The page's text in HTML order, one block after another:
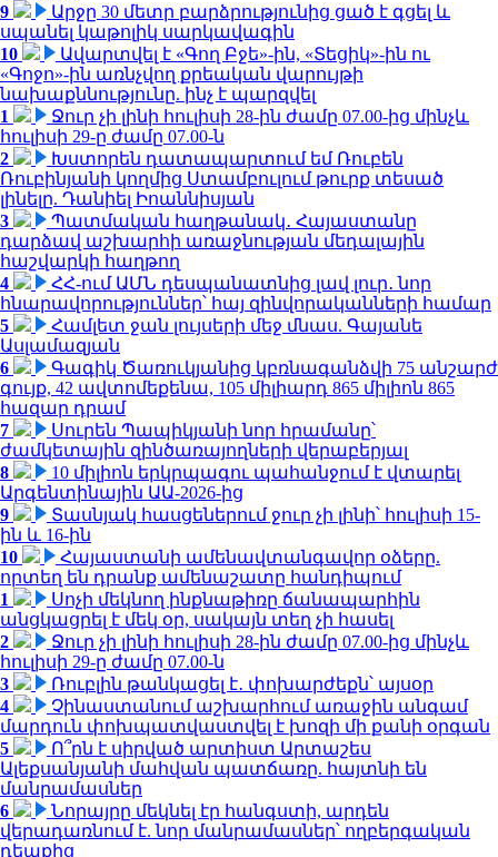
9
Արջը 30 մետր բարձրությունից ցած է գցել և
սպանել կաթոլիկ սարկավագին
10
Ավարտվել է «Գող Բջե»-ին, «Տեցիկ»-ին ու
«Գոջո»-ին առնչվող քրեական վարույթի
նախաքննությունը. ինչ է պարզվել
1
Ջուր չի լինի հուլիսի 28-ին ժամը 07.00-ից մինչև
հուլիսի 29-ը ժամը 07.00-ն
2
Խստորեն դատապարտում եմ Ռուբեն
Ռուբինյանի կողմից Ստամբուլում թուրք տեսած
լինելը. Դանիել Իոաննիսյան
3
Պատմական հաղթանակ․ Հայաստանը
դարձավ աշխարհի առաջնության մեդալային
հաշվարկի հաղթող
4
ՀՀ-ում ԱՄՆ դեսպանատնից լավ լուր․ նոր
հնարավորություններ՝ հայ զինվորականների համար
5
Համլետ ջան լույսերի մեջ մնաս. Գայանե
Ասլամազյան
6
Գագիկ Ծառուկյանից կբռնագանձվի 75 անշարժ
գույք, 42 ավտոմեքենա, 105 միլիարդ 865 միլիոն 865
հազար դրամ
7
Սուրեն Պապիկյանի նոր հրամանը՝
ժամկետային զինծառայողների վերաբերյալ
8
10 միլիոն երկրպագու պահանջում է վտարել
Արգենտինային ԱԱ-2026-ից
9
Տասնյակ հասցեներում ջուր չի լինի՝ հուլիսի 15-
ին և 16-ին
10
Հայաստանի ամենավտանգավոր օձերը.
որտեղ են դրանք ամենաշատը հանդիպում
1
Սոչի մեկնող ինքնաթիռը ճանապարհին
անցկացրել է մեկ օր, սակայն տեղ չի հասել
2
Ջուր չի լինի հուլիսի 28-ին ժամը 07.00-ից մինչև
հուլիսի 29-ը ժամը 07.00-ն
3
Ռուբլին թանկացել է․ փոխարժեքն՝ այսօր
4
Չինաստանում աշխարհում առաջին անգամ
մարդուն փոխպատվաստվել է խոզի մի քանի օրգան
5
Ո՞րն է սիրված արտիստ Արտաշես
Ալեքսանյանի մահվան պատճառը. հայտնի են
մանրամասներ
6
Նորայրը մեկնել էր հանգստի, արդեն
վերադառնում է. նոր մանրամասներ՝ ողբերգական
դեպքից